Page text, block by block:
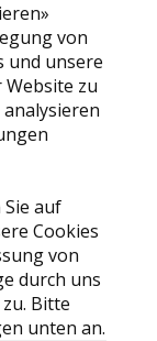
von
und unsere
zu
Sie auf
Cookies
von
durch uns
Bitte
unten an.